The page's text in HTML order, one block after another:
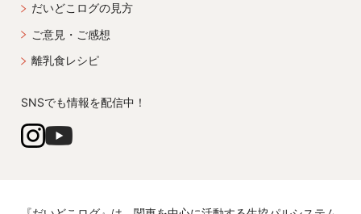
だいどこログの見方
ご意見・ご感想
離乳食レシピ
SNSでも情報を配信中！